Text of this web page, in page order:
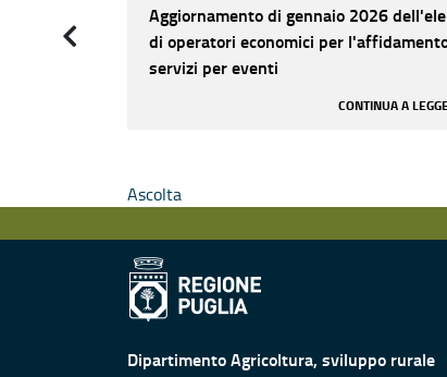
Aggiornamento di gennaio 2026
di operatori economici per
servizi per eventi
CONTINUA A
Ascolta
Dipartimento Agricoltura, sviluppo rurale